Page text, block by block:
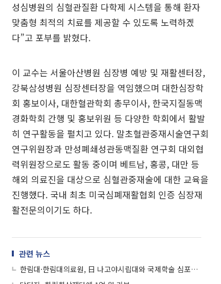
성심병원의 심혈관질환 다학제 시스템을 통해 환자
맞춤형 최적의 치료를 제공할 수 있도록 노력하겠
다”고 포부를 밝혔다.
이 교수는 서울아산병원 심장병 예방 및 재활센터장,
강북삼성병원 심장센터장을 역임했으며 대한심장학
회 홍보이사, 대한혈관학회 총무이사, 한국지질동맥
경화학회 간행 및 홍보위원 등 다양한 학회에서 활발
히 연구활동을 펼치고 있다. 말초혈관중재시술연구회
연구위원장과 만성폐쇄성관동맥질환 연구회 대외협
력위원장으로도 활동 중이며 베트남, 홍콩, 대만 등
해외 의료진을 대상으로 심혈관중재술에 대한 교육을
진행했다. 국내 최초 미국심폐재활협회 인증 심장재
활전문의이기도 하다.
관련 뉴스
한림대·한림대의료원, 日 나고야시립대와 국제학술 심포지엄 성료